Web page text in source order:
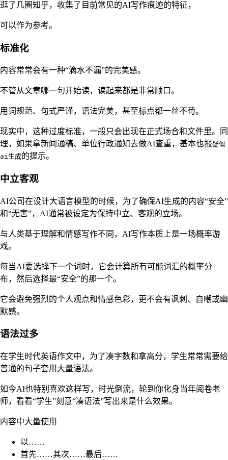
逛了几圈知乎，收集了目前常见的AI写作痕迹的特征，
可以作为参考。
标准化
内容常常会有一种“滴水不漏”的完美感。
不管从文章哪一句开始读，读起来都是非常顺口。
用词规范、句式严谨，语法完美，甚至标点都一丝不苟。
现实中，这种过度标准，一般只会出现在正式场合和文件里。同
理，如果拿新闻通稿、单位行政通知去做AI查重，基本也报疑似
ai生成的提示。
中立客观
AI公司在设计大语言模型的时候，为了确保AI生成的内容“安全”
和“无害”，AI通常被设定为保持中立、客观的立场。
与人类基于理解和情感写作不同，AI写作本质上是一场概率游
戏。
每当AI要选择下一个词时，它会计算所有可能词汇的概率分
布，然后选择最“安全”的那一个。
它会避免强烈的个人观点和情感色彩，更不会有讽刺、自嘲或幽
默感。
语法过多
在学生时代英语作文中，为了凑字数和拿高分，学生常常需要给
普通的句子套用大量语法。
如今AI也特别喜欢这样写，时光倒流，轮到你化身当年阅卷老
师，看看“学生”刻意“凑语法”写出来是什么效果。
内容中大量使用
以……
首先……其次……最后……